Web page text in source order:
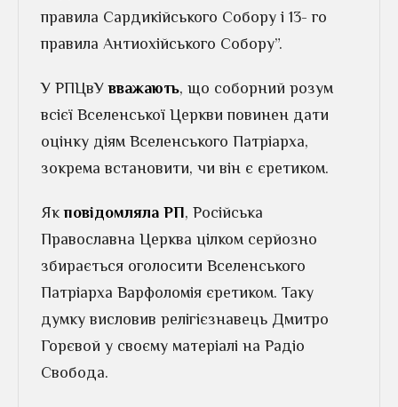
правила Сардикійського Собору і 13- го
правила Антиохійського Собору”.
У РПЦвУ вважають, що соборний розум
всієї Вселенської Церкви повинен дати
оцінку діям Вселенського Патріарха,
зокрема встановити, чи він є єретиком.
Якповідомляла РП, Російська
Православна Церква цілком серйозно
збирається оголосити Вселенського
Патріарха Варфоломія єретиком. Таку
думку висловив релігієзнавець Дмитро
Горєвой у своєму матеріалі на Радіо
Свобода.